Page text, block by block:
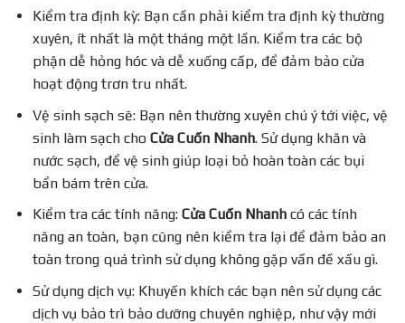
Kiểm tra định kỳ: Bạn cần phải kiểm tra định kỳ thường
xuyên, ít nhất là một tháng một lần. Kiểm tra các bộ
phận dễ hỏng hóc và dễ xuống cấp, để đảm bảo cửa
hoạt động trơn tru nhất.
Vệ sinh sạch sẽ: Bạn nên thường xuyên chú ý tới việc, vệ
sinh làm sạch cho Cửa Cuốn Nhanh. Sử dụng khăn và
nước sạch, để vệ sinh giúp loại bỏ hoàn toàn các bụi
bẩn bám trên cửa.
Kiểm tra các tính năng: Cửa Cuốn Nhanhcó các tính
năng an toàn, bạn cũng nên kiểm tra lại để đảm bảo an
toàn trong quá trình sử dụng không gặp vấn đề xấu gì.
Sử dụng dịch vụ: Khuyến khích các bạn nên sử dụng các
dịch vụ bảo trì bảo dưỡng chuyên nghiệp, như vậy mới